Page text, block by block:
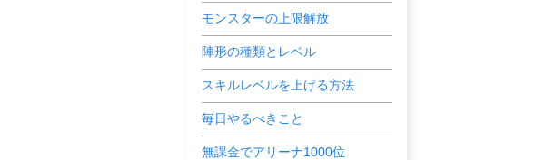
モンスターの上限解放
陣形の種類とレベル
スキルレベルを上げる方法
毎日やるべきこと
無課金でアリーナ1000位